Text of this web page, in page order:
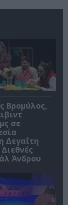
Βρομύλος,
σε
Δεγαΐτη
Άνδρου